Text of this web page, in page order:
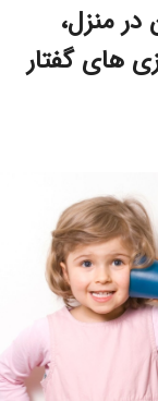
منزل،
های گفتار